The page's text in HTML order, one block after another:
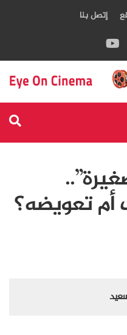
إتصل بنا
أم تعويضه؟